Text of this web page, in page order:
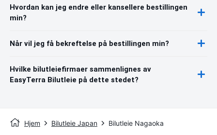
Hvordan kan jeg endre eller kansellere bestillingen
min?
Når vil jeg få bekreftelse på bestillingen min?
Hvilke bilutleiefirmaer sammenlignes av
EasyTerra Bilutleie på dette stedet?
Hjem Bilutleie Japan Bilutleie Nagaoka